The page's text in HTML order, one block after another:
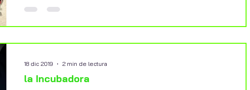
la Incubadora
18 dic 2019 2 min de lectura